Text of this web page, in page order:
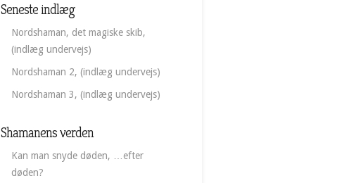
Seneste indlæg
Nordshaman, det magiske skib,
(indlæg undervejs)
Nordshaman 2, (indlæg undervejs)
Nordshaman 3, (indlæg undervejs)
Shamanens verden
Kan man snyde døden, …efter
døden?